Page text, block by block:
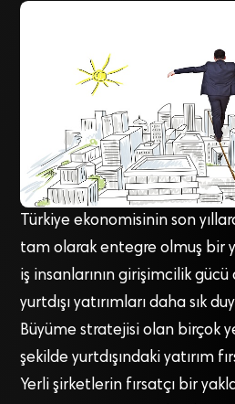
Türkiye ekonomisinin son
tam olarak entegre olmuş bir
iş insanlarının girişimcilik
yurtdışı yatırımları daha sık
Büyüme stratejisi olan birçok
şekilde yurtdışındaki yatırım
Yerli şirketlerin fırsatçı bir